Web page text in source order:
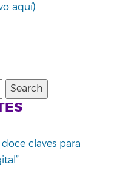
aquí)
claves para